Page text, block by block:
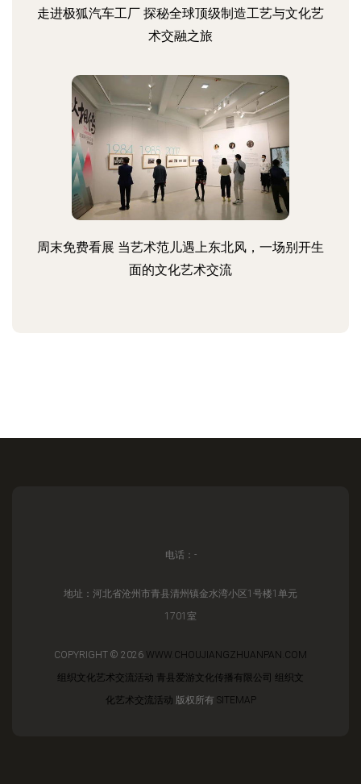
走进极狐汽车工厂 探秘全球顶级制造工艺与文化艺
术交融之旅
周末免费看展 当艺术范儿遇上东北风，一场别开生
面的文化艺术交流
电话：-
地址：河北省沧州市青县清州镇金水湾小区1号楼1单元
1701室
COPYRIGHT © 2026 WWW.CHOUJIANGZHUANPAN.COM
组织文化艺术交流活动 青县爱游文化传播有限公司 组织文
化艺术交流活动 版权所有 SITEMAP